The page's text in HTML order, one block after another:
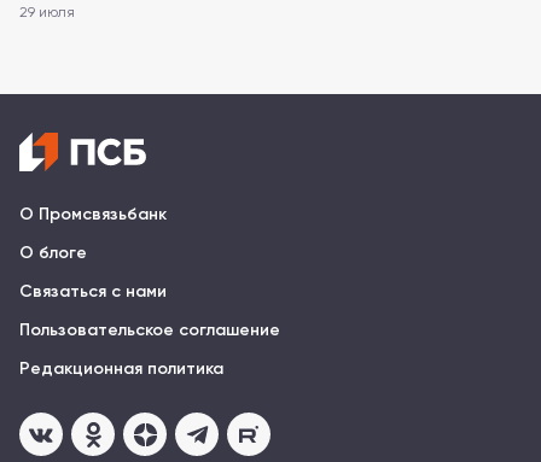
29 июля
О Промсвязьбанк
О блоге
Связаться с нами
Пользовательское соглашение
Редакционная политика